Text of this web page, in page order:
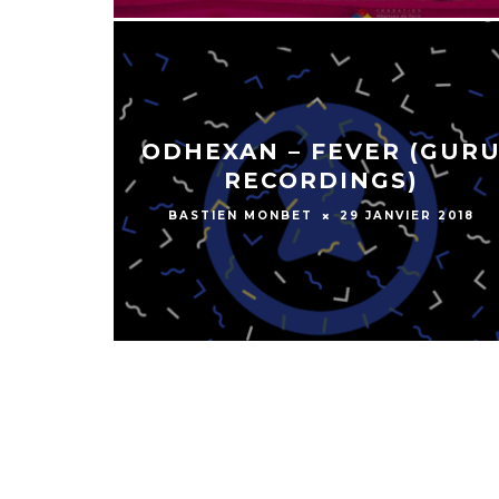
ODHEXAN – FEVER
RECORDINGS)
BASTIEN MONBET 29 JANVIER 2018